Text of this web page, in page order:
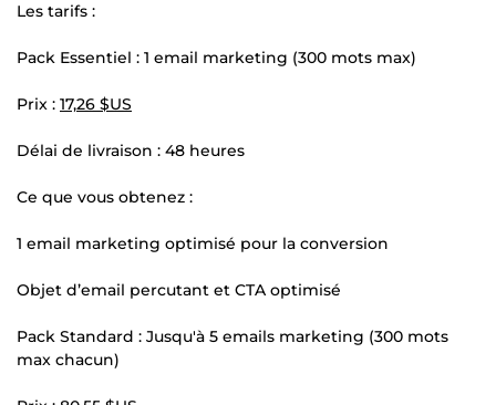
Les tarifs :
Pack Essentiel : 1 email marketing (300 mots max)
Prix : 17,26 $US
Délai de livraison : 48 heures
Ce que vous obtenez :
1 email marketing optimisé pour la conversion
Objet d’email percutant et CTA optimisé
Pack Standard : Jusqu'à 5 emails marketing (300 mots
max chacun)